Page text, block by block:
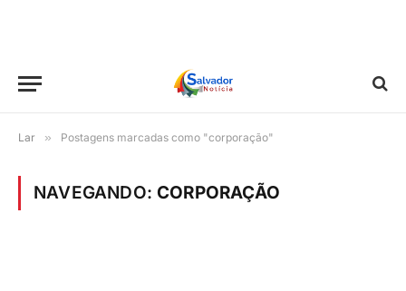
Lar » Postagens marcadas como "corporação"
NAVEGANDO: CORPORAÇÃO